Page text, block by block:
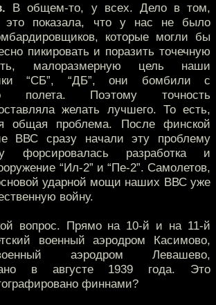
В общем-то, у всех. Дело в том,
это показала, что у нас не было
которые могли бы
пикировать и поразить точечную
малоразмерную цель наши
“СБ”, “ДБ”, они бомбили с
полета. Поэтому точность
желать лучшего. То есть,
общая проблема. После финской
ВВС сразу начали эту проблему
форсировалась разработка и
“Ил-2” и “Пе-2”. Самолетов,
ударной мощи наших ВВС уже
войну.
вопрос. Прямо на 10-й и на 11-й
военный аэродром Касимово,
аэродром Левашево,
в августе 1939 года. Это
финнами?